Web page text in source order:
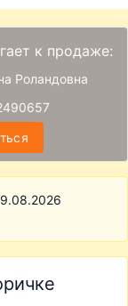
к продаже:
Роландовна